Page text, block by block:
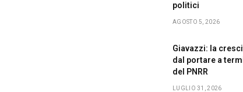
politici
AGOSTO 5, 2026
Giavazzi: la
dal portare a
del PNRR
LUGLIO 31, 2026